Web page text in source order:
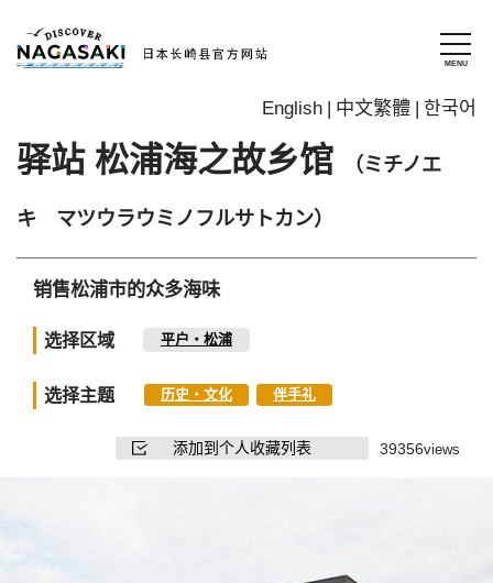
English 中文繁體 한국어
驿站 松浦海之故乡馆 （ミチノエ
キ マツウラウミノフルサトカン）
销售松浦市的众多海味
选择区域 平户・松浦
选择主题 历史・文化 伴手礼
添加到个人收藏列表 39356views